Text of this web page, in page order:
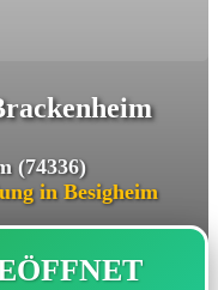
(74336)
in Besigheim